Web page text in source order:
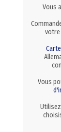
Vous
votre
Vous